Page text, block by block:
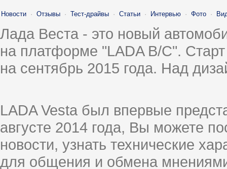
Новости · Отзывы · Тест-драйвы · Статьи · Интервью · Фото ·
Лада Веста - это новый
на платформе "LADA B/C".
на сентябрь 2015 года. Над
LADA Vesta был впервые
августе 2014 года, Вы можете
новости, узнать технические
для общения и обмена